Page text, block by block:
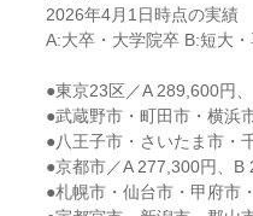
2026年4月1日時点の実績
A:大卒・大学院卒 B:短大
●東京23区／A 289,600円
●武蔵野市・町田市・横浜
●八王子市・さいたま市・
●京都市／A 277,300円、B
●札幌市・仙台市・甲府市